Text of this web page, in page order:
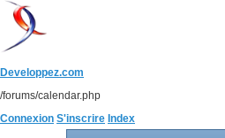
Developpez.com
/forums/calendar.php
Connexion S'inscrire Index